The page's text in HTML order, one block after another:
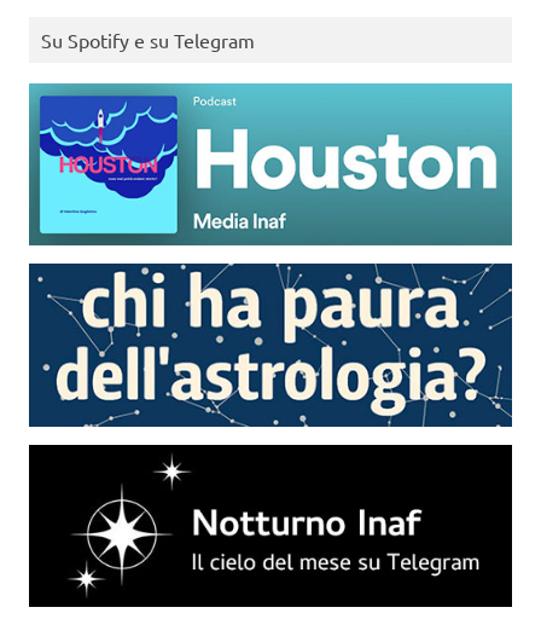
Su Spotify e su Telegram